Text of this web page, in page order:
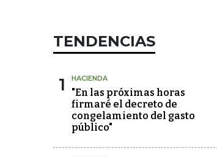
TENDENCIAS
1 HACIENDA
"En las próximas horas
firmaré el decreto de
congelamiento del gasto
público"